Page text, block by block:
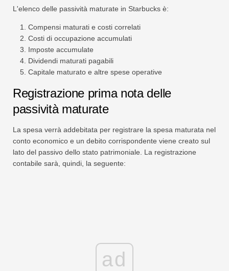
L'elenco delle passività maturate in Starbucks è:
Compensi maturati e costi correlati
Costi di occupazione accumulati
Imposte accumulate
Dividendi maturati pagabili
Capitale maturato e altre spese operative
Registrazione prima nota delle
passività maturate
La spesa verrà addebitata per registrare la spesa maturata nel
conto economico e un debito corrispondente viene creato sul
lato del passivo dello stato patrimoniale. La registrazione
contabile sarà, quindi, la seguente:
ad